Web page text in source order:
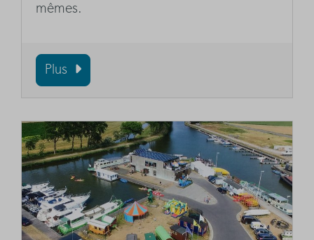
mêmes.
Plus